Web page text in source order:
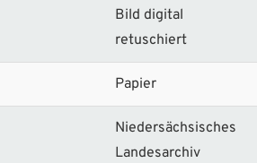
Bild digital
retuschiert
Papier
Niedersächsisches
Landesarchiv